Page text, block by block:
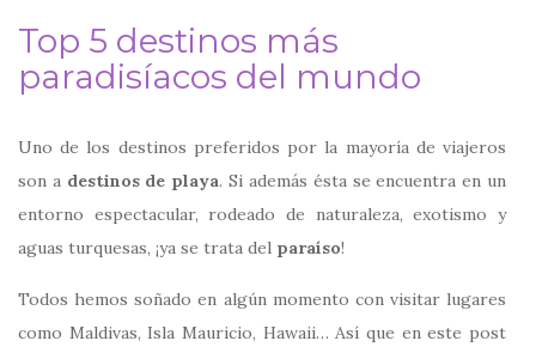
Top 5 destinos más
paradisíacos del mundo
Uno de los destinos preferidos por la mayoría de viajeros
son a destinos de playa. Si además ésta se encuentra en un
entorno espectacular, rodeado de naturaleza, exotismo y
aguas turquesas, ¡ya se trata del paraíso!
Todos hemos soñado en algún momento con visitar lugares
como Maldivas, Isla Mauricio, Hawaii… Así que en este post